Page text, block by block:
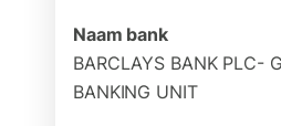
Naam bank
BARCLAYS BANK PLC-
BANKING UNIT